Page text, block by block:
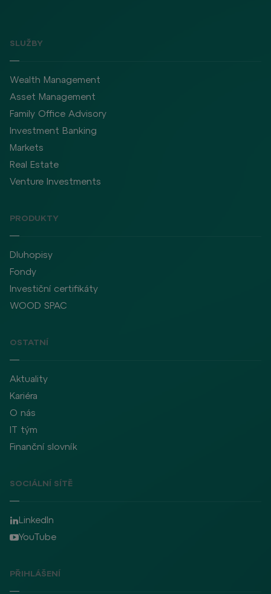
SLUŽBY
Wealth Management
Asset Management
Family Office Advisory
Investment Banking
Markets
Real Estate
Venture Investments
PRODUKTY
Dluhopisy
Fondy
Investiční certifikáty
WOOD SPAC
OSTATNÍ
Aktuality
Kariéra
O nás
IT tým
Finanční slovník
SOCIÁLNÍ SÍTĚ
LinkedIn
YouTube
PŘIHLÁŠENÍ